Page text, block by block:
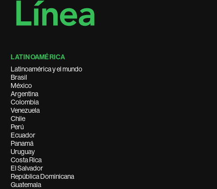
LATINOAMÉRICA
Latinoamérica y el mundo
Brasil
México
Argentina
Colombia
Venezuela
Chile
Perú
Ecuador
Panamá
Uruguay
Costa Rica
El Salvador
República Dominicana
Guatemala